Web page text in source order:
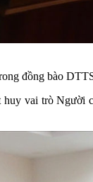
đồng bào
huy vai trò